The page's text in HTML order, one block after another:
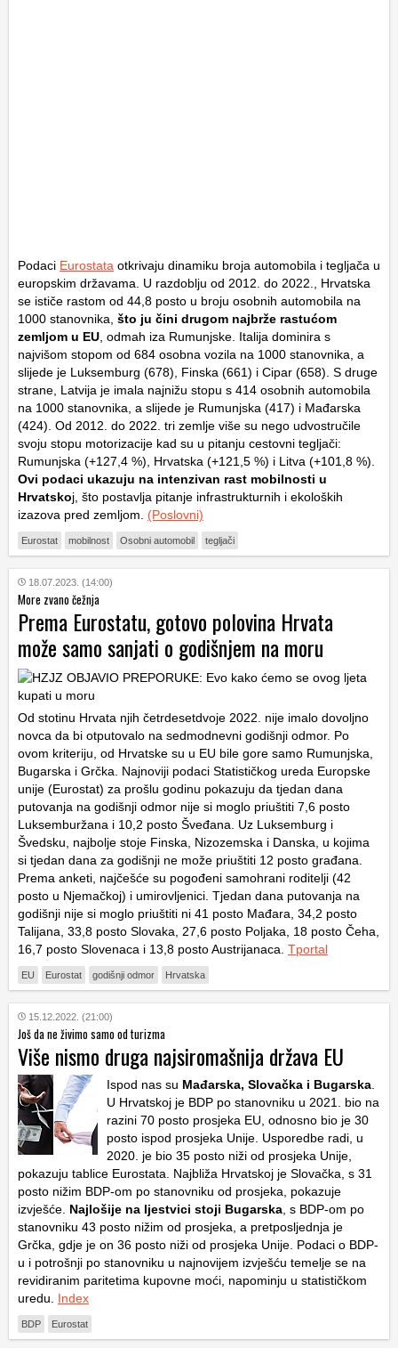
Podaci Eurostata otkrivaju dinamiku broja automobila i tegljača u
europskim državama. U razdoblju od 2012. do 2022., Hrvatska
se ističe rastom od 44,8 posto u broju osobnih automobila na
1000 stanovnika, što ju čini drugom najbrže rastućom
zemljom u EU, odmah iza Rumunjske. Italija dominira s
najvišom stopom od 684 osobna vozila na 1000 stanovnika, a
slijede je Luksemburg (678), Finska (661) i Cipar (658). S druge
strane, Latvija je imala najnižu stopu s 414 osobnih automobila
na 1000 stanovnika, a slijede je Rumunjska (417) i Mađarska
(424). Od 2012. do 2022. tri zemlje više su nego udvostručile
svoju stopu motorizacije kad su u pitanju cestovni tegljači:
Rumunjska (+127,4 %), Hrvatska (+121,5 %) i Litva (+101,8 %).
Ovi podaci ukazuju na intenzivan rast mobilnosti u
Hrvatskoj, što postavlja pitanje infrastrukturnih i ekoloških
izazova pred zemljom. (Poslovni)
Eurostat mobilnost Osobni automobil tegljači
18.07.2023. (14:00)
More zvano čežnja
Prema Eurostatu, gotovo polovina Hrvata
može samo sanjati o godišnjem na moru
Od stotinu Hrvata njih četrdesetdvoje 2022. nije imalo dovoljno
novca da bi otputovalo na sedmodnevni godišnji odmor. Po
ovom kriteriju, od Hrvatske su u EU bile gore samo Rumunjska,
Bugarska i Grčka. Najnoviji podaci Statističkog ureda Europske
unije (Eurostat) za prošlu godinu pokazuju da tjedan dana
putovanja na godišnji odmor nije si moglo priuštiti 7,6 posto
Luksemburžana i 10,2 posto Šveđana. Uz Luksemburg i
Švedsku, najbolje stoje Finska, Nizozemska i Danska, u kojima
si tjedan dana za godišnji ne može priuštiti 12 posto građana.
Prema anketi, najčešće su pogođeni samohrani roditelji (42
posto u Njemačkoj) i umirovljenici. Tjedan dana putovanja na
godišnji nije si moglo priuštiti ni 41 posto Mađara, 34,2 posto
Talijana, 33,8 posto Slovaka, 27,6 posto Poljaka, 18 posto Čeha,
16,7 posto Slovenaca i 13,8 posto Austrijanaca. Tportal
EU Eurostat godišnji odmor Hrvatska
15.12.2022. (21:00)
Još da ne živimo samo od turizma
Više nismo druga najsiromašnija država EU
Ispod nas su Mađarska, Slovačka i Bugarska.
U Hrvatskoj je BDP po stanovniku u 2021. bio na
razini 70 posto prosjeka EU, odnosno bio je 30
posto ispod prosjeka Unije. Usporedbe radi, u
2020. je bio 35 posto niži od prosjeka Unije,
pokazuju tablice Eurostata. Najbliža Hrvatskoj je Slovačka, s 31
posto nižim BDP-om po stanovniku od prosjeka, pokazuje
izvješće. Najlošije na ljestvici stoji Bugarska, s BDP-om po
stanovniku 43 posto nižim od prosjeka, a pretposljednja je
Grčka, gdje je on 36 posto niži od prosjeka Unije. Podaci o BDP-
u i potrošnji po stanovniku u najnovijem izvješću temelje se na
revidiranim paritetima kupovne moći, napominju u statističkom
uredu. Index
BDP Eurostat